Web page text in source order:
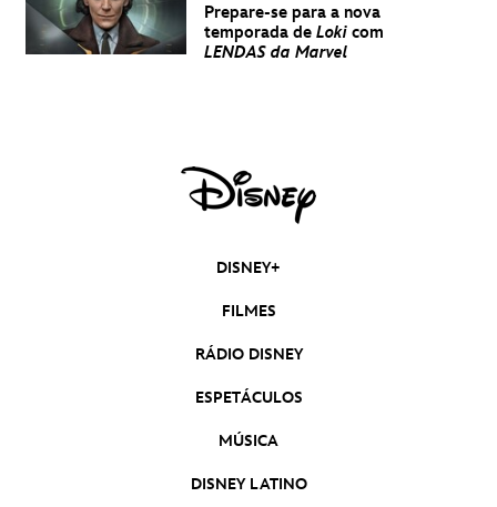
Prepare-se para a nova
temporada de Loki com
LENDAS da Marvel
DISNEY+
FILMES
RÁDIO DISNEY
ESPETÁCULOS
MÚSICA
DISNEY LATINO